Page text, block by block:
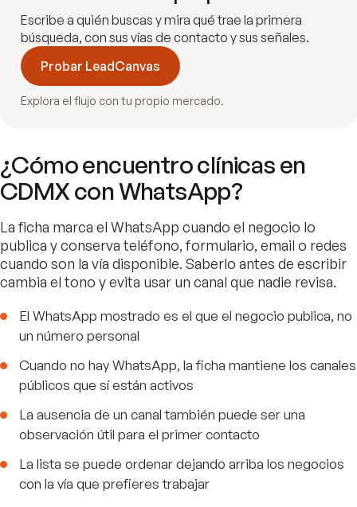
Escribe a quién buscas y mira qué trae la primera
búsqueda, con sus vías de contacto y sus señales.
Probar LeadCanvas
Explora el flujo con tu propio mercado.
¿Cómo encuentro clínicas en
CDMX con WhatsApp?
La ficha marca el WhatsApp cuando el negocio lo
publica y conserva teléfono, formulario, email o redes
cuando son la vía disponible. Saberlo antes de escribir
cambia el tono y evita usar un canal que nadie revisa.
El WhatsApp mostrado es el que el negocio publica, no
un número personal
Cuando no hay WhatsApp, la ficha mantiene los canales
públicos que sí están activos
La ausencia de un canal también puede ser una
observación útil para el primer contacto
La lista se puede ordenar dejando arriba los negocios
con la vía que prefieres trabajar